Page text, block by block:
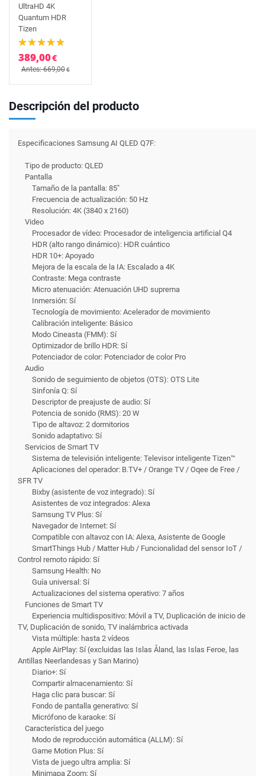
UltraHD 4K
Quantum HDR
Tizen
389,00€
Antes: 669,00€
Descripción del producto
Especificaciones Samsung AI QLED Q7F:
Tipo de producto: QLED
Pantalla
Tamaño de la pantalla: 85"
Frecuencia de actualización: 50 Hz
Resolución: 4K (3840 x 2160)
Video
Procesador de vídeo: Procesador de inteligencia artificial Q4
HDR (alto rango dinámico): HDR cuántico
HDR 10+: Apoyado
Mejora de la escala de la IA: Escalado a 4K
Contraste: Mega contraste
Micro atenuación: Atenuación UHD suprema
Inmersión: Sí
Tecnología de movimiento: Acelerador de movimiento
Calibración inteligente: Básico
Modo Cineasta (FMM): Sí
Optimizador de brillo HDR: Sí
Potenciador de color: Potenciador de color Pro
Audio
Sonido de seguimiento de objetos (OTS): OTS Lite
Sinfonía Q: Sí
Descriptor de preajuste de audio: Sí
Potencia de sonido (RMS): 20 W
Tipo de altavoz: 2 dormitorios
Sonido adaptativo: Sí
Servicios de Smart TV
Sistema de televisión inteligente: Televisor inteligente Tizen™
Aplicaciones del operador: B.TV+ / Orange TV / Oqee de Free /
SFR TV
Bixby (asistente de voz integrado): Sí
Asistentes de voz integrados: Alexa
Samsung TV Plus: Sí
Navegador de Internet: Sí
Compatible con altavoz con IA: Alexa, Asistente de Google
SmartThings Hub / Matter Hub / Funcionalidad del sensor IoT /
Control remoto rápido: Sí
Samsung Health: No
Guía universal: Sí
Actualizaciones del sistema operativo: 7 años
Funciones de Smart TV
Experiencia multidispositivo: Móvil a TV, Duplicación de inicio de
TV, Duplicación de sonido, TV inalámbrica activada
Vista múltiple: hasta 2 vídeos
Apple AirPlay: Sí (excluidas las Islas Åland, las Islas Feroe, las
Antillas Neerlandesas y San Marino)
Diario+: Sí
Compartir almacenamiento: Sí
Haga clic para buscar: Sí
Fondo de pantalla generativo: Sí
Micrófono de karaoke: Sí
Característica del juego
Modo de reproducción automática (ALLM): Sí
Game Motion Plus: Sí
Vista de juego ultra amplia: Sí
Minimapa Zoom: Sí